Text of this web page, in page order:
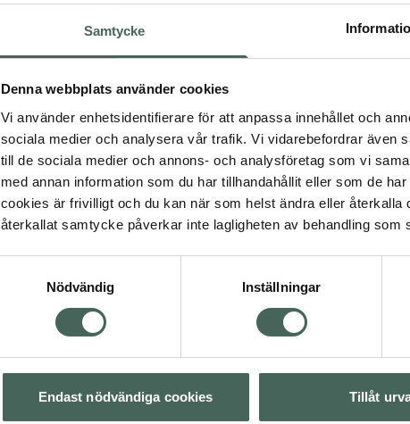
Samtycke
Denna webbplats använder cookies
Vi använder enhetsidentifierare för att anpassa innehållet och
sociala medier och analysera vår trafik. Vi vidarebefordrar även
till de sociala medier och annons- och analysföretag som vi
med annan information som du har tillhandahållit eller som de
cookies är frivilligt och du kan när som helst ändra eller
återkallat samtycke påverkar inte lagligheten av behandling som
Nödvändig
Inställningar
Endast nödvändiga cookies Tillåt
Pass 17 – Styrka: rygg,
Övning
Marklyft med skivstång
Enarms kabelrodd
Planka med axelklapp
Enarms hantelrodd